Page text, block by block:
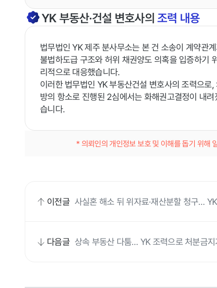
YK부동산·건설 변호사의조력 내용
법무법인 YK 제주 분사무소는 본 건 소송이 계약관
불법하도급 구조와 허위 채권양도 의혹을 입증하기
리적으로 대응했습니다.
이러한 법무법인 YK 부동산건설 변호사의 조력으
방의 항소로 진행된 2심에서는 화해권고결정이 내
습니다.
* 의뢰인의 개인정보 보호 및 이해를 돕기 위해
이전글 사실혼 해소 뒤 위자료·재산분할 청구…
다음글 상속 부동산 다툼… YK 조력으로 처분금